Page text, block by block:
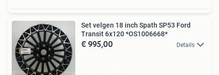
Set velgen 18 inch Spath SP53 Ford
Transit 6x120 *OS1006668*
€ 995,00 Details